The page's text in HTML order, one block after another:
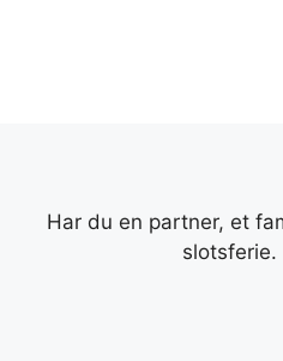
Har du en partner, et